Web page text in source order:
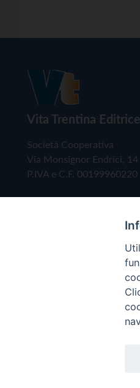
Vita Trentina Editrice
Società Cooperativa
Via Monsignor Endrici,
P.IVA e C.F. 00199960220
Copyright © 2019 -